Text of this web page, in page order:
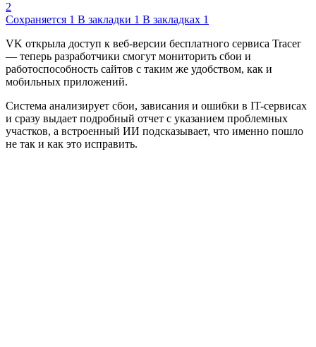
2
Сохраняется 1 В закладки 1 В закладках 1
VK открыла доступ к веб-версии бесплатного сервиса Tracer
— теперь разработчики смогут мониторить сбои и
работоспособность сайтов с таким же удобством, как и
мобильных приложений.
Система анализирует сбои, зависания и ошибки в IT-сервисах
и сразу выдает подробный отчет с указанием проблемных
участков, а встроенный ИИ подсказывает, что именно пошло
не так и как это исправить.